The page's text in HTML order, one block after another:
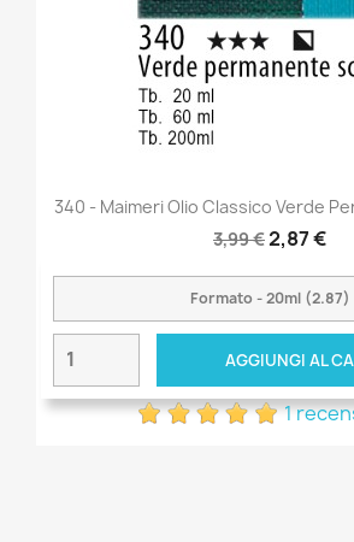
340 - Maimeri Olio Classico Verde
3,99 €2,87 €
AGGIUNGI AL
1